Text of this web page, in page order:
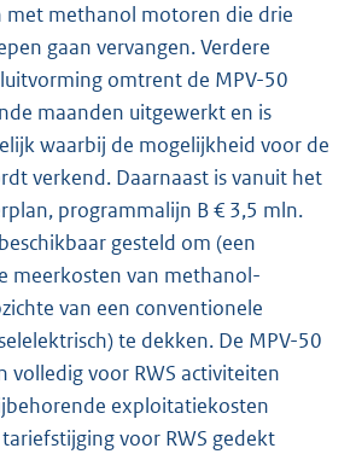
met methanol motoren die drie
gaan vervangen. Verdere
omtrent de MPV-50
maanden uitgewerkt en is
waarbij de mogelijkheid voor de
verkend. Daarnaast is vanuit het
programmalijn B € 3,5 mln.
gesteld om (een
meerkosten van methanol-
van een conventionele
te dekken. De MPV-50
volledig voor RWS activiteiten
exploitatiekosten
voor RWS gedekt